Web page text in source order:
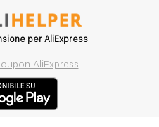
per AliExpress
AliExpress